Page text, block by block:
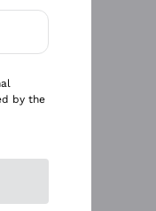
by the